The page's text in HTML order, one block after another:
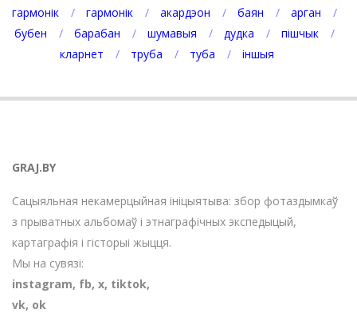
гармонік
гармонік акардэон баян
арган
бубен
барабан шумавыя дудка
пішчык
кларнет
труба туба іншыя
GRAJ.BY
Сацыяльная некамерцыйная ініцыятыва: збор фотаздымкаў
з прыватных альбомаў і этнаграфічных экспедыцый,
картаграфія і гісторыі жыцця.
Мы на сувязі:
instagram, fb, х, tiktok,
vk, ok